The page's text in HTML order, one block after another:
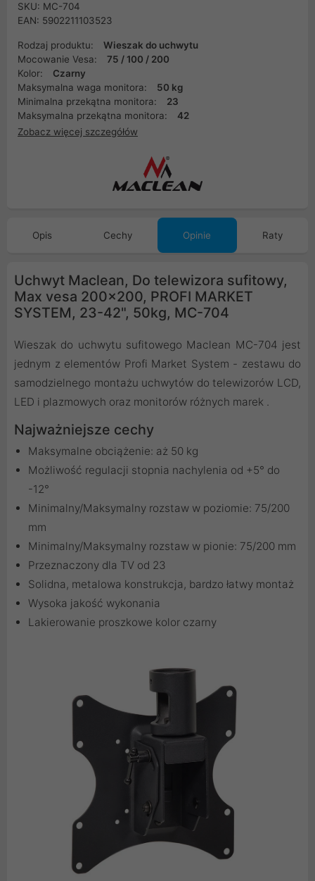
SKU: MC-704
EAN: 5902211103523
Rodzaj produktu:
Wieszak do uchwytu
Mocowanie Vesa:
75 / 100 / 200
Kolor:
Czarny
Maksymalna waga monitora:
50 kg
Minimalna przekątna monitora:
23
Maksymalna przekątna monitora:
42
Zobacz więcej szczegółów
Opis Cechy Opinie Raty
Uchwyt Maclean, Do telewizora sufitowy,
Max vesa 200x200, PROFI MARKET
SYSTEM, 23-42", 50kg, MC-704
Wieszak do uchwytu sufitowego Maclean MC-704 jest
jednym z elementów Profi Market System - zestawu do
samodzielnego montażu uchwytów do telewizorów LCD,
LED i plazmowych oraz monitorów różnych marek .
Najważniejsze cechy
Maksymalne obciążenie: aż 50 kg
Możliwość regulacji stopnia nachylenia od +5° do
-12°
Minimalny/Maksymalny rozstaw w poziomie: 75/200
mm
Minimalny/Maksymalny rozstaw w pionie: 75/200 mm
Przeznaczony dla TV od 23
Solidna, metalowa konstrukcja, bardzo łatwy montaż
Wysoka jakość wykonania
Lakierowanie proszkowe kolor czarny